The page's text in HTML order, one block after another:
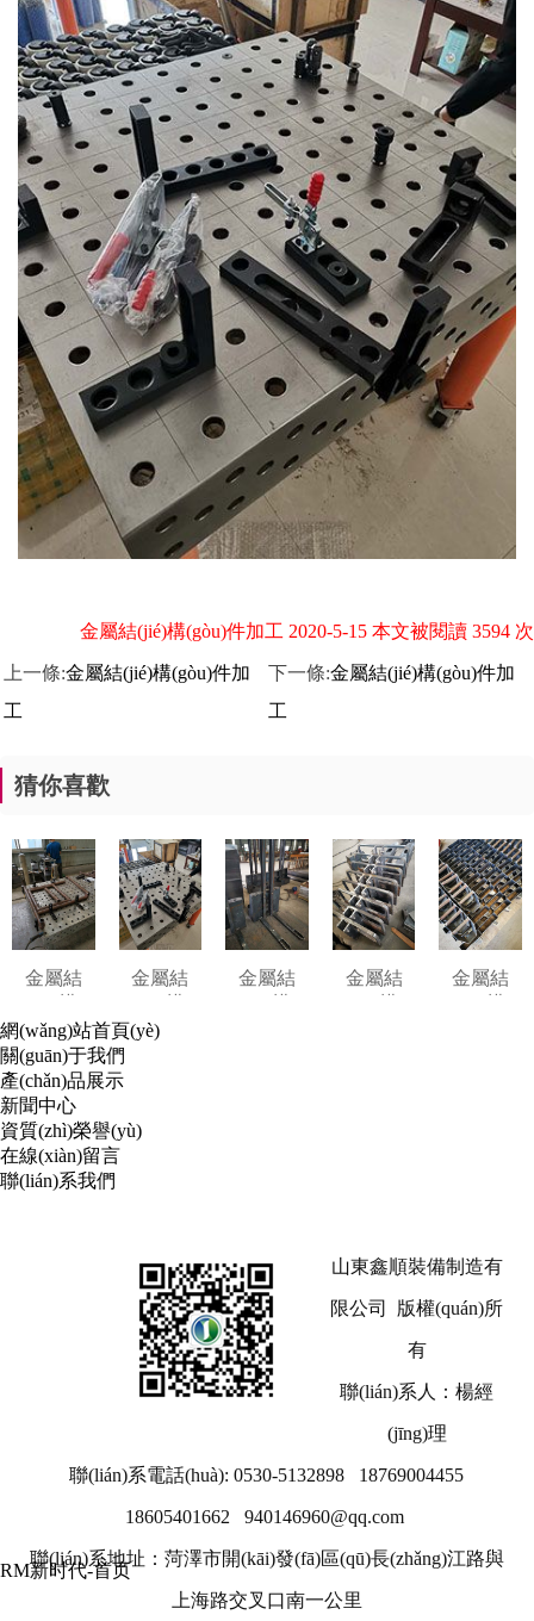
金屬結(jié)構(gòu)件加工 2020-5-15 本文被閱讀 3594 次
上一條:金屬結(jié)構(gòu)件加
工
下一條:金屬結(jié)構(gòu)件加
工
猜你喜歡
金屬結
(gòu)件加
工
金屬結
(gòu)件加
金屬結
金屬結
金屬結
網(wǎng)站首頁(yè)
關(guān)于我們
產(chǎn)品展示
新聞中心
資質(zhì)榮譽(yù)
在線(xiàn)留言
聯(lián)系我們
山東鑫順裝備制造有
限公司 版權(quán)所
有
聯(lián)系人：楊經
(jīng)理
聯(lián)系電話(huà): 0530-5132898 18769004455
18605401662 940146960@qq.com
聯(lián)系地址：菏澤市開(kāi)發(fā)區(qū)長(zhǎng)江路與
上海路交叉口南一公里
RM新时代-首页